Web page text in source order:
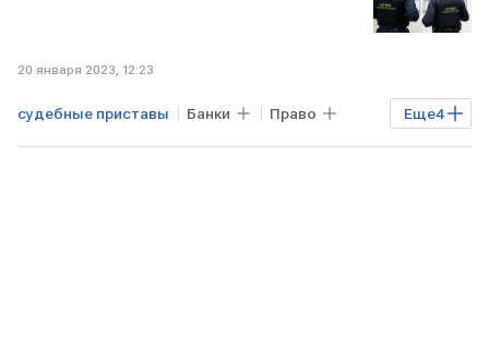
20 января 2023, 12:23
Еще4
судебные приставы Банки Право
Общество Финансы РОССИЯ